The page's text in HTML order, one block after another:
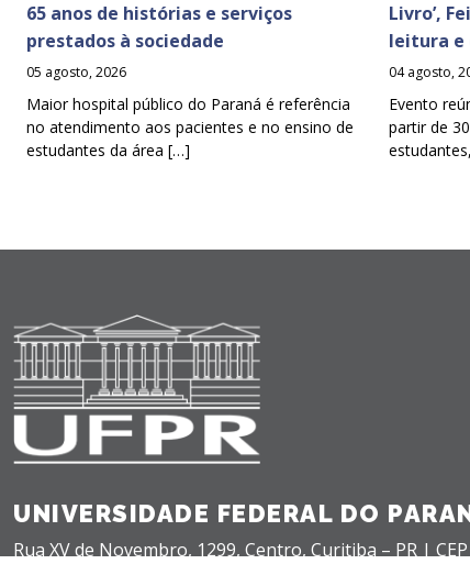
65 anos de histórias e serviços
prestados à sociedade
05 agosto, 2026
Maior hospital público do Paraná é referência
no atendimento aos pacientes e no ensino de
estudantes da área […]
Livro’,
leitura e
04 agosto,
Evento
partir de
UNIVERSIDADE FEDERAL DO
Rua XV de Novembro, 1299, Centro, Curitiba – PR |